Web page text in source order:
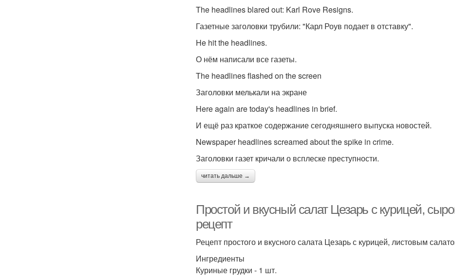
The headlines blared out: Karl Rove Resigns.
Газетные заголовки трубили: "Карл Роув подает в отставку".
He hit the headlines.
О нём написали все газеты.
The headlines flashed on the screen
Заголовки мелькали на экране
Here again are today's headlines in brief.
И ещё раз краткое содержание сегодняшнего выпуска новостей.
Newspaper headlines screamed about the spike in crime.
Заголовки газет кричали о всплеске преступности.
читать дальше →
Простой и вкусный салат Цезарь с курицей,
рецепт
Рецепт простого и вкусного салата Цезарь с курицей, листовым
Ингредиенты
Куриные грудки - 1 шт.